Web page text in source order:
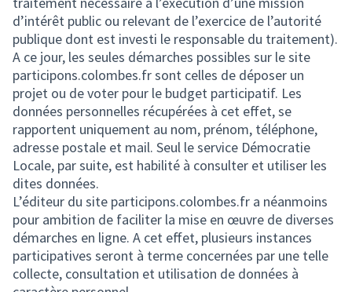
d’intérêt public ou relevant de l’exercice de l’autorité
publique dont est investi le responsable du traitement).
A ce jour, les seules démarches possibles sur le site
participons.colombes.fr sont celles de déposer un
projet ou de voter pour le budget participatif. Les
données personnelles récupérées à cet effet, se
rapportent uniquement au nom, prénom, téléphone,
adresse postale et mail. Seul le service Démocratie
Locale, par suite, est habilité à consulter et utiliser les
dites données.
L’éditeur du site participons.colombes.fr a néanmoins
pour ambition de faciliter la mise en œuvre de diverses
démarches en ligne. A cet effet, plusieurs instances
participatives seront à terme concernées par une telle
collecte, consultation et utilisation de données à